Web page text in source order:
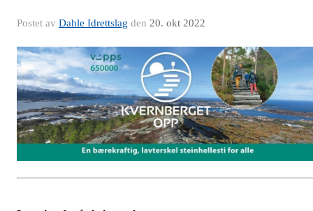
Postet av Dahle Idrettslag den 20. okt 2022